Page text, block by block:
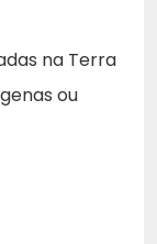
na Terra
ou